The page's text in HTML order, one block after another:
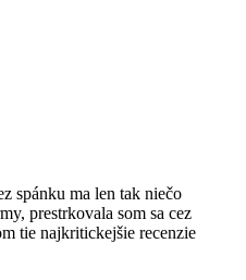
spánku ma len tak niečo
prestrkovala som sa cez
tie najkritickejšie recenzie